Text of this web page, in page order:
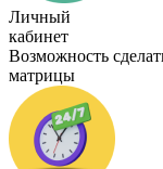
Личный
кабинет
Возможность
матрицы